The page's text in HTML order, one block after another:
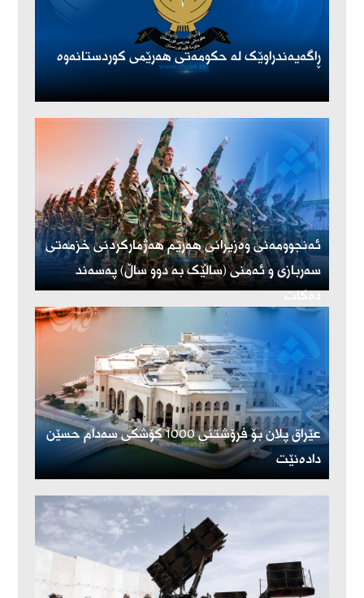
ڕاگەیەندراوێک لە حکومەتی هەرێمی کوردستانەوە
ئەنجوومەنی وەزیرانی هەرێم هەژمارکردنی خزمەتی
سەربازی و ئەمنی (ساڵێک بە دوو ساڵ) پەسەند
دەکات
عێراق پلان بۆ فرۆشتنی 1000 کۆشکی سەدام حسێن
دادەنێت